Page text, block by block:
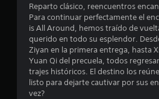
Reparto clásico, reencuentros
Para continuar perfectamente el
is All Around, hemos traído de
querido en todo su esplendor.
Ziyan en la primera entrega, hasta
Yuan Qi del precuela, todos
trajes históricos. El destino los
listo para dejarte cautivar por sus
vez?